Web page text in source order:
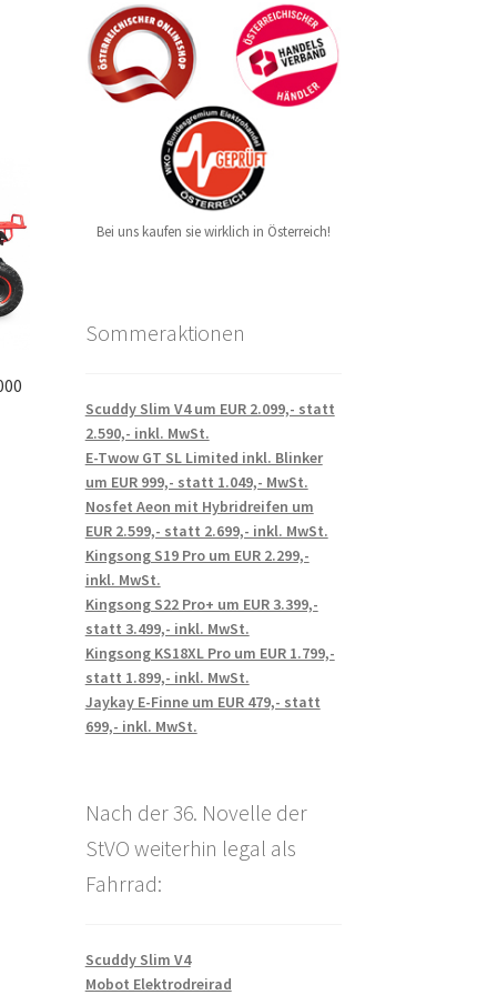
Bei uns kaufen sie wirklich in Österreich!
Sommeraktionen
Scuddy Slim V4 um EUR 2.099,- statt
2.590,- inkl. MwSt.
E-Twow GT SL Limited inkl. Blinker
um EUR 999,- statt 1.049,- MwSt.
Nosfet Aeon mit Hybridreifen um
EUR 2.599,- statt 2.699,- inkl. MwSt.
Kingsong S19 Pro um EUR 2.299,-
inkl. MwSt.
Kingsong S22 Pro+ um EUR 3.399,-
statt 3.499,- inkl. MwSt.
Kingsong KS18XL Pro um EUR 1.799,-
statt 1.899,- inkl. MwSt.
Jaykay E-Finne um EUR 479,- statt
699,- inkl. MwSt.
Nach der 36. Novelle der
StVO weiterhin legal als
Fahrrad:
Scuddy Slim V4
Mobot Elektrodreirad